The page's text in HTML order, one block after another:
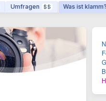
Umfragen $$ Was ist klamm?